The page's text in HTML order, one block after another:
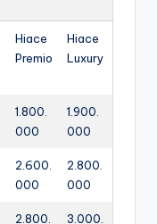
Hiace
Premio
Hiace
Luxury
1.800.
000
1.900.
000
2.600.
000
2.800.
000
2.800.
3.000.